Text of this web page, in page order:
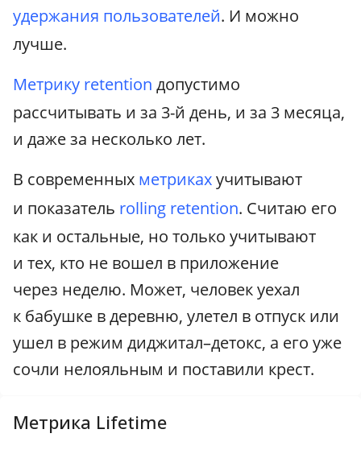
удержания пользователей. И можно
лучше.
Метрику retention допустимо
рассчитывать и за 3-й день, и за 3 месяца,
и даже за несколько лет.
В современных метрикахучитывают
и показатель rolling retention. Считаю его
как и остальные, но только учитывают
и тех, кто не вошел в приложение
через неделю. Может, человек уехал
к бабушке в деревню, улетел в отпуск или
ушел в режим диджитал–детокс, а его уже
сочли нелояльным и поставили крест.
Метрика Lifetime